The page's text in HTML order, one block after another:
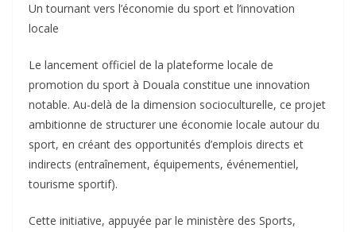
Un tournant vers l’économie du sport et l’innovation
locale
Le lancement officiel de la plateforme locale de
promotion du sport à Douala constitue une innovation
notable. Au-delà de la dimension socioculturelle, ce projet
ambitionne de structurer une économie locale autour du
sport, en créant des opportunités d’emplois directs et
indirects (entraînement, équipements, événementiel,
tourisme sportif).
Cette initiative, appuyée par le ministère des Sports,